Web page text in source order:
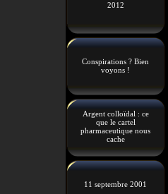
2012
Conspirations ? Bien
voyons !
Argent colloïdal : ce
que le cartel
pharmaceutique nous
cache
11 septembre 2001